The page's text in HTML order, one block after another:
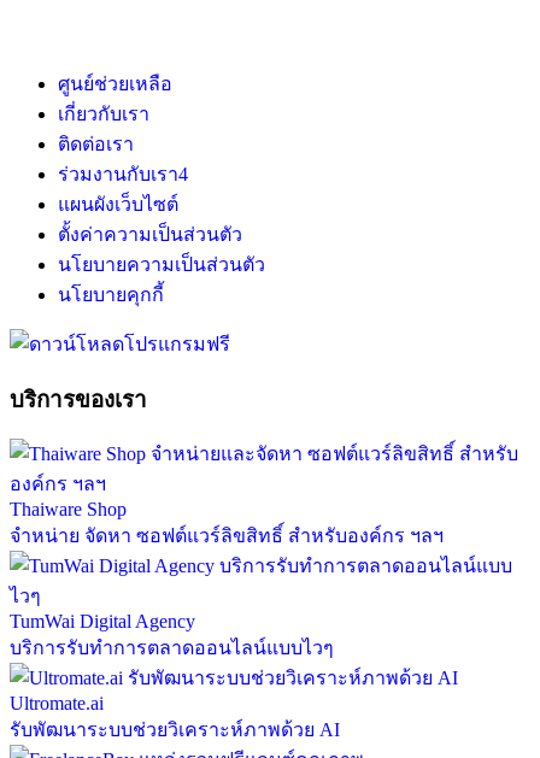
ศูนย์ช่วยเหลือ
เกี่ยวกับเรา
ติดต่อเรา
ร่วมงานกับเรา4
แผนผังเว็บไซต์
ตั้งค่าความเป็นส่วนตัว
นโยบายความเป็นส่วนตัว
นโยบายคุกกี้
บริการของเรา
Thaiware Shop
จำหน่าย จัดหา ซอฟต์แวร์ลิขสิทธิ์ สำหรับองค์กร ฯลฯ
TumWai Digital Agency
บริการรับทำการตลาดออนไลน์แบบไวๆ
Ultromate.ai
รับพัฒนาระบบช่วยวิเคราะห์ภาพด้วย AI